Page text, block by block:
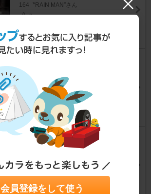
164〝RAIN MAN″さん
0
ット
スプリンタートレノ
師匠@EXさん
ﾄﾖﾀ純正 E.F.I.ｽﾛｯﾄﾙﾎﾟｼﾞｼｮﾝｾﾝｻ
かっちとれのさん
会員登録をして使う